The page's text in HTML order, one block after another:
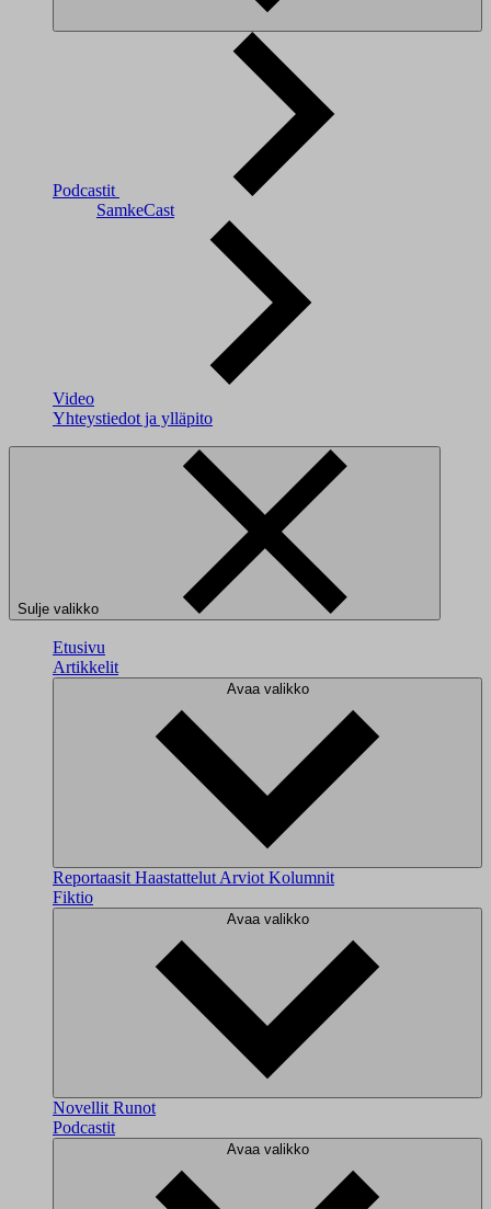
Podcastit
SamkeCast
Video
Yhteystiedot ja ylläpito
Sulje valikko
Etusivu
Artikkelit
Avaa valikko
Reportaasit Haastattelut Arviot Kolumnit
Fiktio
Avaa valikko
Novellit Runot
Podcastit
Avaa valikko